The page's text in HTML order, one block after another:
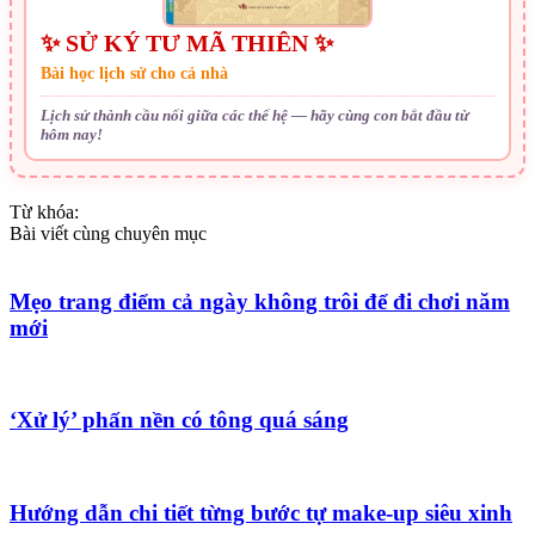
✨ SỬ KÝ TƯ MÃ THIÊN ✨
Bài học lịch sử cho cả nhà
Lịch sử thành cầu nối giữa các thế hệ — hãy cùng con bắt đầu từ
hôm nay!
Từ khóa:
Bài viết cùng chuyên mục
Mẹo trang điểm cả ngày không trôi để đi chơi năm
mới
‘Xử lý’ phấn nền có tông quá sáng
Hướng dẫn chi tiết từng bước tự make-up siêu xinh